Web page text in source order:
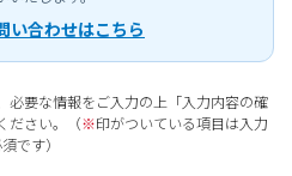
合わせはこちら
必要な情報をご入力の上「入力内容の確
ださい。（※印がついている項目は入力
です）